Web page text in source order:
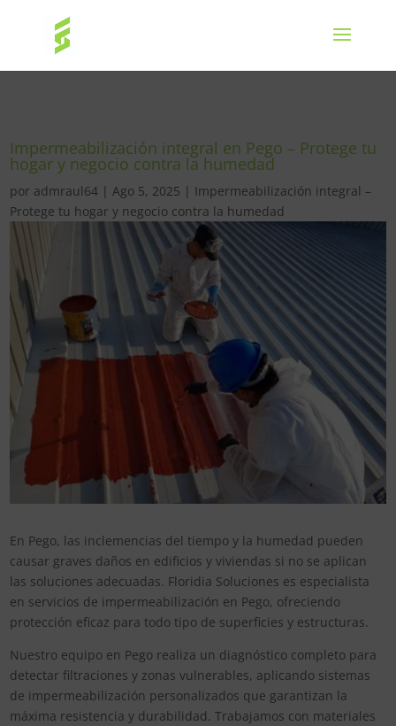
Impermeabilización integral en Pego – Protege tu
hogar y negocio contra la humedad
por admraul64 |Ago 5, 2025 | Impermeabilización integral –
Protege tu hogar y negocio contra la humedad
En Pego, las inclemencias del tiempo y la humedad pueden
causar graves daños en edificios y viviendas si no se aplican
las soluciones adecuadas. Floridia Soluciones es especialista
en servicios de impermeabilización en Pego, ofreciendo
protección eficaz para todo tipo de superficies y estructuras.
Nuestro equipo en Pego realiza un diagnóstico completo para
detectar filtraciones y zonas vulnerables, aplicando sistemas
de impermeabilización personalizados que garantizan la
máxima resistencia y durabilidad. Trabajamos con materiales